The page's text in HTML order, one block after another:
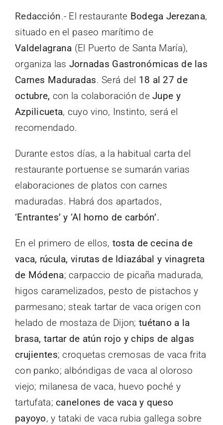
Redacción.- El restaurante Bodega Jerezana,
situado en el paseo marítimo de
Valdelagrana (El Puerto de Santa María),
organiza las Jornadas Gastronómicas de las
Carnes Maduradas. Será del 18 al 27 de
octubre, con la colaboración deJupe y
Azpilicueta, cuyo vino, Instinto, será el
recomendado.
Durante estos días, a la habitual carta del
restaurante portuense se sumarán varias
elaboraciones de platos con carnes
maduradas. Habrá dos apartados,
‘Entrantes’ y ‘Al horno de carbón’.
En el primero de ellos, tosta de cecina de
vaca, rúcula, virutas de Idiazábal y vinagreta
de Módena; carpaccio de picaña madurada,
higos caramelizados, pesto de pistachos y
parmesano; steak tartar de vaca origen con
helado de mostaza de Dijon; tuétano a la
brasa, tartar de atún rojo y chips de algas
crujientes; croquetas cremosas de vaca frita
con panko; albóndigas de vaca al oloroso
viejo; milanesa de vaca, huevo poché y
tartufata;canelones de vaca y queso
payoyo, y tataki de vaca rubia gallega sobre